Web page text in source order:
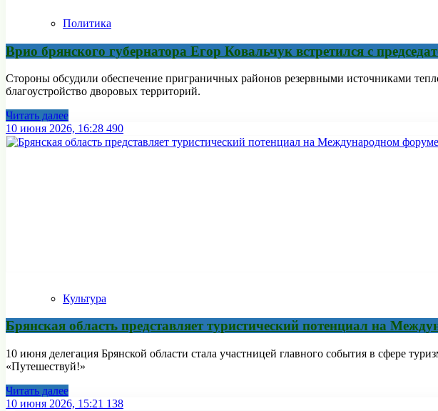
Политика
Врио брянского губернатора Егор Ковальчук встретился с
Стороны обсудили обеспечение приграничных районов резервными источниками
благоустройство дворовых территорий.
Читать далее
10 июня 2026, 16:28 490
Культура
Брянская область представляет туристический потенциал на
10 июня делегация Брянской области стала участницей главного события в сфере
«Путешествуй!»
Читать далее
10 июня 2026, 15:21 138